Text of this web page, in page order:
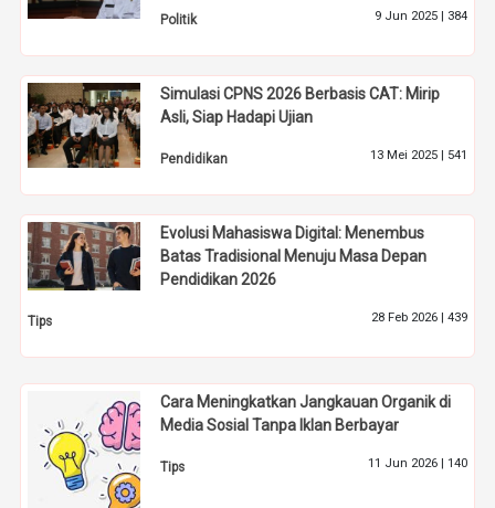
Politik 9 Jun 2025 | 384
Simulasi CPNS 2026 Berbasis CAT: Mirip
Asli, Siap Hadapi Ujian
Pendidikan 13 Mei 2025 | 541
Evolusi Mahasiswa Digital: Menembus
Batas Tradisional Menuju Masa Depan
Pendidikan 2026
Tips 28 Feb 2026 | 439
Cara Meningkatkan Jangkauan Organik di
Media Sosial Tanpa Iklan Berbayar
Tips 11 Jun 2026 | 140